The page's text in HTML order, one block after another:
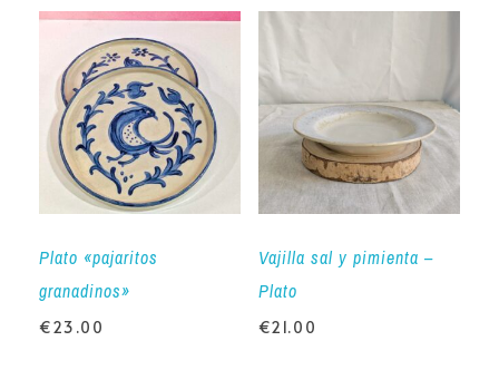
Plato «pajaritos
granadinos»
€23.00
Vajilla sal y pimienta –
Plato
€21.00